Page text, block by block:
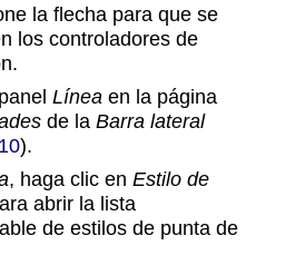
la flecha para que se
los controladores de
Línea en la página
de la Barra lateral
).
, haga clic en Estilo de
abrir la lista
de estilos de punta de